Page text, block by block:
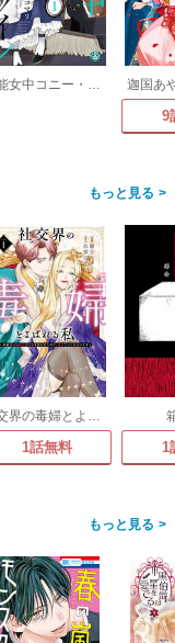
万能女中コニー・ヴィレ【単行本版】 迦国あ
9
>
社交界の毒婦とよばれる私～素敵な辺境伯令息に腕を折られたので、責任とってもらいます～
1話無料 1
>